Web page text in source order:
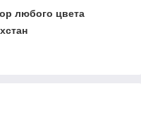
любого цвета